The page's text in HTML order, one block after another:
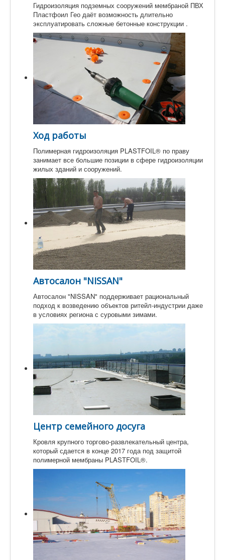
Гидроизоляция подземных сооружений мембраной ПВХ
Пластфоил Гео даёт возможность длительно
эксплуатировать сложные бетонные конструкции .
Ход работы
Полимерная гидроизоляция PLASTFOIL® по праву
занимает все большие позиции в сфере гидроизоляции
жилых зданий и сооружений.
Автосалон "NISSAN"
Автосалон "NISSAN" поддерживает рациональный
подход к возведению объектов ритейл-индустрии даже
в условиях региона с суровыми зимами.
Центр семейного досуга
Кровля крупного торгово-развлекательный центра,
который сдается в конце 2017 года под защитой
полимерной мембраны PLASTFOIL®.